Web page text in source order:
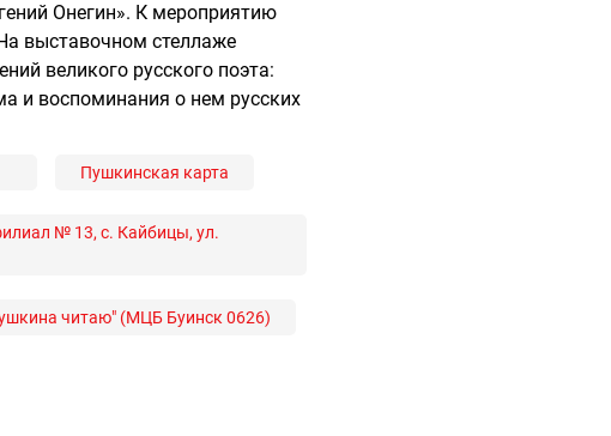
Онегин». К мероприятию
выставочном стеллаже
великого русского поэта:
и воспоминания о нем русских
Пушкинская карта
№ 13, с. Кайбицы, ул.
читаю" (МЦБ Буинск 0626)